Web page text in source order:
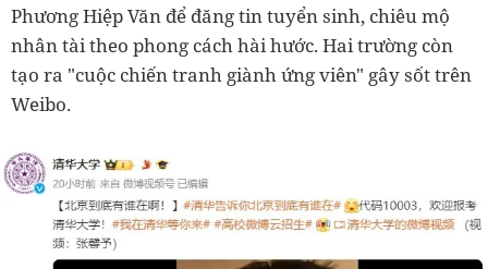
Phương Hiệp Văn để đăng tin tuyển sinh, chiêu mộ
nhân tài theo phong cách hài hước. Hai trường còn
tạo ra "cuộc chiến tranh giành ứng viên" gây sốt trên
Weibo.